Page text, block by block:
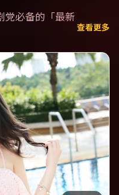
党必备的「最新
查看更多